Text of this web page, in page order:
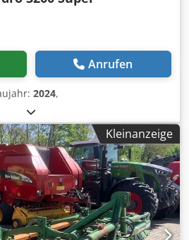
Anrufen
2024,
Kleinanzeige